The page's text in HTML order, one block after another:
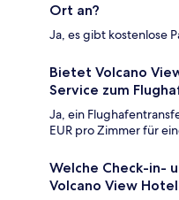
Ort an?
Ja, es gibt kostenlose
Bietet Volcano
Service zum
Ja, ein
EUR pro Zimmer für
Welche Check-in-
Volcano View